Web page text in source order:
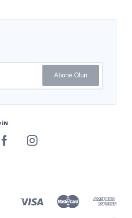
Abone Olun